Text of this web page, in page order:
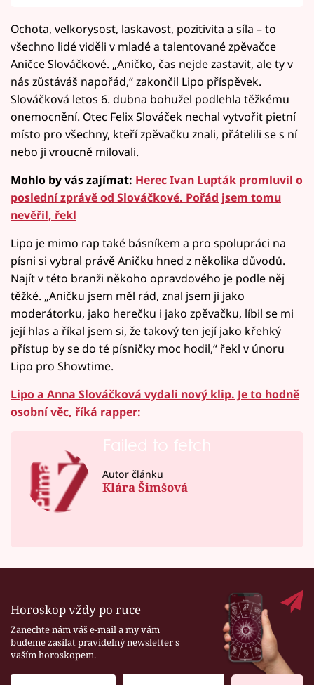
Ochota, velkorysost, laskavost, pozitivita a síla – to
všechno lidé viděli v mladé a talentované zpěvačce
Aničce Slováčkové. „Aničko, čas nejde zastavit, ale ty v
nás zůstáváš napořád,“ zakončil Lipo příspěvek.
Slováčková letos 6. dubna bohužel podlehla těžkému
onemocnění. Otec Felix Slováček nechal vytvořit pietní
místo pro všechny, kteří zpěvačku znali, přátelili se s ní
nebo ji vroucně milovali.
Mohlo by vás zajímat: Herec Ivan Lupták promluvil o
poslední zprávě od Slováčkové. Pořád jsem tomu
nevěřil, řekl
Lipo je mimo rap také básníkem a pro spolupráci na
písni si vybral právě Aničku hned z několika důvodů.
Najít v této branži někoho opravdového je podle něj
těžké. „Aničku jsem měl rád, znal jsem ji jako
moderátorku, jako herečku i jako zpěvačku, líbil se mi
její hlas a říkal jsem si, že takový ten její jako křehký
přístup by se do té písničky moc hodil,“ řekl v únoru
Lipo pro Showtime.
Lipo a Anna Slováčková vydali nový klip. Je to hodně
osobní věc, říká rapper:
Failed to fetch
Autor článku
Klára Šimšová
Horoskop vždy po ruce
Zanechte nám váš e-mail a my vám
budeme zasílat pravidelný newsletter s
vaším horoskopem.